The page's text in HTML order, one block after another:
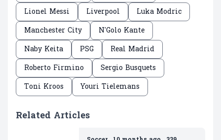
Lionel Messi
Liverpool
Luka Modric
Manchester City
N'Golo Kante
Naby Keita
PSG
Real Madrid
Roberto Firmino
Sergio Busquets
Toni Kroos
Youri Tielemans
Related Articles